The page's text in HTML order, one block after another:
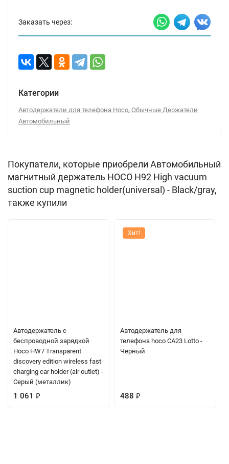
Заказать через:
Категории
Автодержатели для телефона Hoco, Обычные Держатели
Автомобильный
Покупатели, которые приобрели Автомобильный
магнитный держатель HOCO H92 High vacuum
suction cup magnetic holder(universal) - Black/gray,
также купили
Автодержатель с
беспроводной зарядкой
Hoco HW7 Transparent
discovery edition wireless fast
charging car holder (air outlet) -
Серый (металлик)
1 061 ₽
Хит!
Автодержатель для
телефона hoco CA23 Lotto -
Черный
488 ₽